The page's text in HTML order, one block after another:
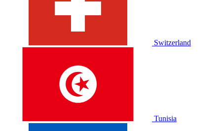
Switzerland
Tunisia